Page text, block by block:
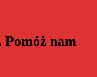
Pomóż nam